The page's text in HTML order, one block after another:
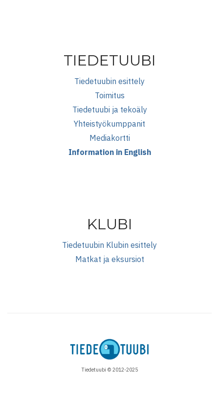
TIEDETUUBI
Tiedetuubin esittely
Toimitus
Tiedetuubi ja tekoäly
Yhteistyökumppanit
Mediakortti
Information in English
KLUBI
Tiedetuubin Klubin esittely
Matkat ja eksursiot
Tiedetuubi © 2012-2025